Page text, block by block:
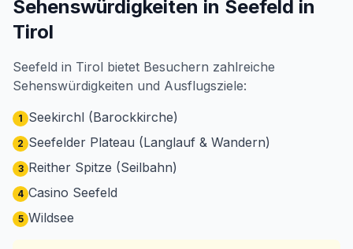
Sehenswürdigkeiten in Seefeld in
Tirol
Seefeld in Tirol bietet Besuchern zahlreiche
Sehenswürdigkeiten und Ausflugsziele:
1 Seekirchl (Barockkirche)
2 Seefelder Plateau (Langlauf & Wandern)
3 Reither Spitze (Seilbahn)
4 Casino Seefeld
5 Wildsee